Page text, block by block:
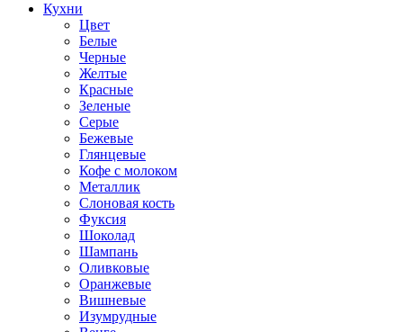
Кухни
Цвет
Белые
Черные
Желтые
Красные
Зеленые
Серые
Бежевые
Глянцевые
Кофе с молоком
Металлик
Слоновая кость
Фуксия
Шоколад
Шампань
Оливковые
Оранжевые
Вишневые
Изумрудные